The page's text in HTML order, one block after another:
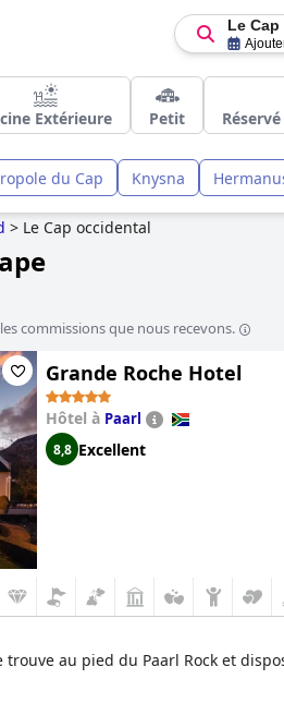
Le
Extérieure Petit
du Cap Knysna
> Le Cap occidental
commissions que nous recevons.
Grande Roche Hotel
Hôtel à Paarl
8,8 Excellent
au pied du Paarl Rock et